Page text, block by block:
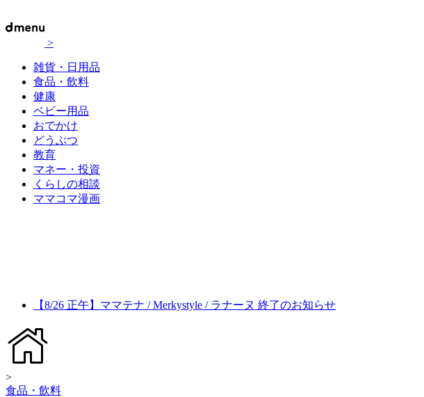
>
雑貨・日用品
食品・飲料
健康
ベビー用品
おでかけ
どうぶつ
教育
マネー・投資
くらしの相談
ママコマ漫画
【8/26 正午】ママテナ / Merkystyle / ラナーヌ 終了のお知らせ
>
食品・飲料